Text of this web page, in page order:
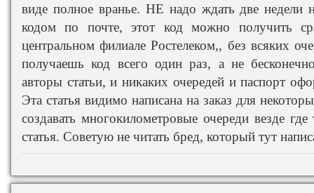
виде полное вранье. НЕ надо ждать две недели
кодом по почте, этот код можно получить
центральном филиале Ростелеком,, без всяких
получаешь код всего один раз, а не
авторы статьи, и никаких очередей и паспорт
Эта статья видимо написана на заказ для
создавать многокилометровые очереди везде
статья. Советую не читать бред, который тут